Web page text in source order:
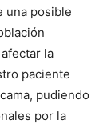
una posible
la
paciente
pudiendo
por la